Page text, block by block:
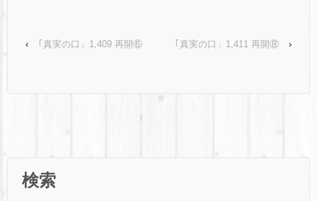
‹ ｢真実の口」1,409 再開⑥ ｢真実の口」1,411 再開⑧ ›
検索